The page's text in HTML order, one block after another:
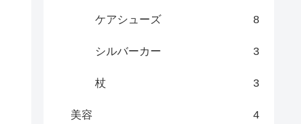
ケアシューズ 8
シルバーカー 3
杖 3
美容 4